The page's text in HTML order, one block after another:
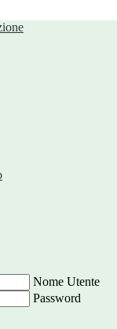
Nome Utente
Password